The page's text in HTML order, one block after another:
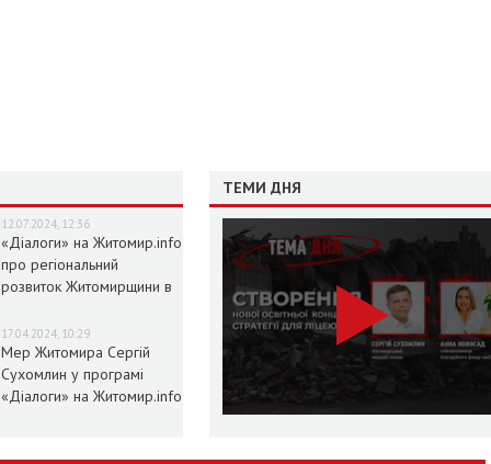
12.07.2024, 12:36
«Діалоги» на Житомир.info
про регіональний
розвиток Житомирщини в
17.04.2024, 10:29
Мер Житомира Сергій
Сухомлин у програмі
«Діалоги» на Житомир.info
ТЕМИ ДНЯ